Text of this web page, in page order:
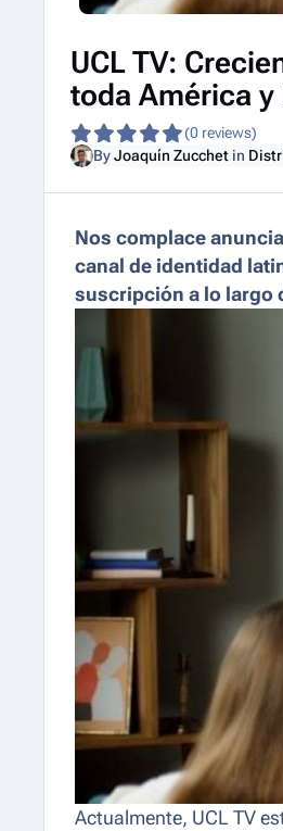
UCL TV:
toda América y
(0 reviews)
ByJoaquín Zucchetin
Nos complace
canal de identidad
suscripción a lo largo
Actualmente, UCL TV